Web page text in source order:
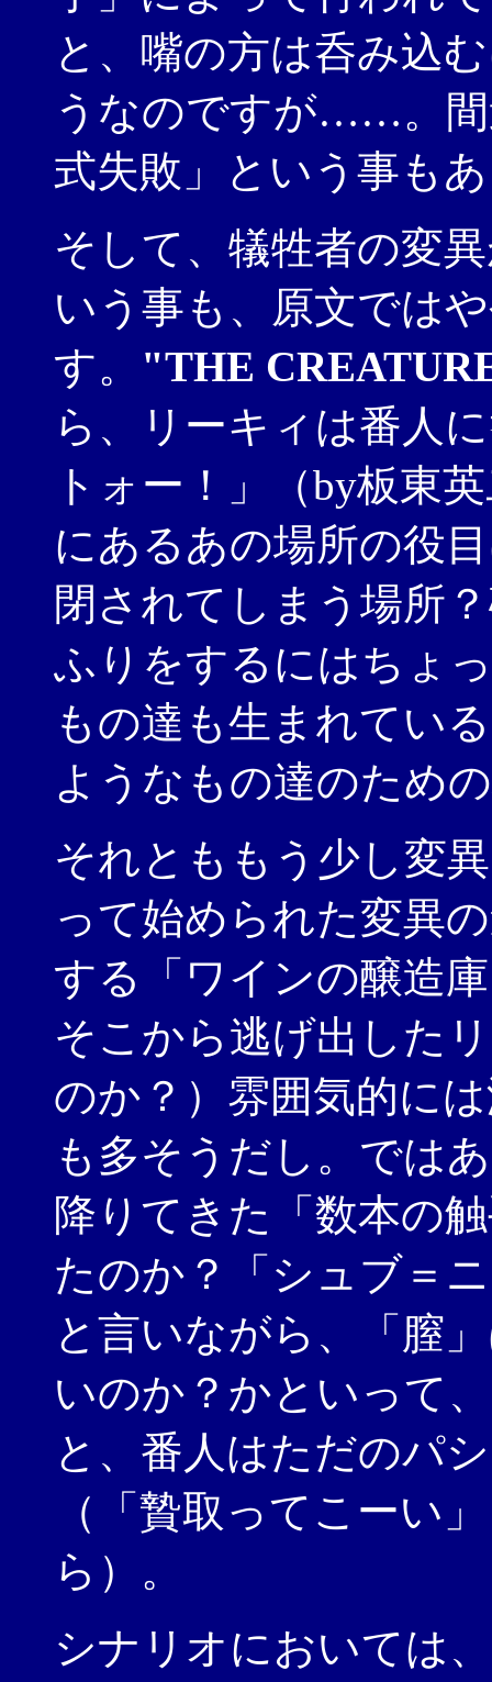
と、嘴の方は呑み込
うなのですが……。間
式失敗」という事も
そして、犠牲者の変
いう事も、原文では
す。 "THE
ら、リーキィは番人
トォー！」（by板東
にあるあの場所の役
閉されてしまう場所
ふりをするにはちょ
もの達も生まれてい
ようなもの達のため
それとももう少し変
って始められた変異
する「ワインの醸造
そこから逃げ出した
のか？）雰囲気的に
も多そうだし。では
降りてきた「数本の
たのか？「シュブ＝
と言いながら、「膣
いのか？かといって
と、番人はただのパ
（「贄取ってこーい
ら）。
シナリオにおいては